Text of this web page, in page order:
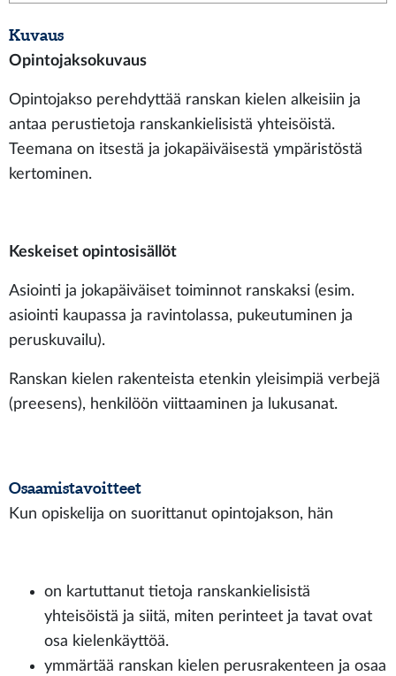
Kuvaus
Opintojaksokuvaus
Opintojakso perehdyttää ranskan kielen alkeisiin ja
antaa perustietoja ranskankielisistä yhteisöistä.
Teemana on itsestä ja jokapäiväisestä ympäristöstä
kertominen.
Keskeiset opintosisällöt
Asiointi ja jokapäiväiset toiminnot ranskaksi (esim.
asiointi kaupassa ja ravintolassa, pukeutuminen ja
peruskuvailu).
Ranskan kielen rakenteista etenkin yleisimpiä verbejä
(preesens), henkilöön viittaaminen ja lukusanat.
Osaamistavoitteet
Kun opiskelija on suorittanut opintojakson, hän
on kartuttanut tietoja ranskankielisistä
yhteisöistä ja siitä, miten perinteet ja tavat ovat
osa kielenkäyttöä.
ymmärtää ranskan kielen perusrakenteen ja osaa